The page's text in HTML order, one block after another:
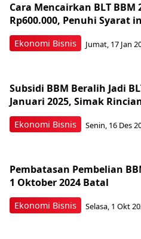
Ekonomi Bisnis
Cara Mencairkan BLT BBM
Rp600.000, Penuhi Syarat
Jumat, 17 Jan
Ekonomi Bisnis
Subsidi BBM Beralih Jadi
Januari 2025, Simak
Senin, 16 Des
Ekonomi Bisnis
Pembatasan Pembelian
1 Oktober 2024 Batal
Selasa, 1 Okt